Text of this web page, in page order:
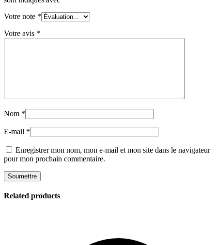
Votre note *
Votre avis *
Nom *
E-mail *
Enregistrer mon nom, mon e-mail et mon site dans le navigateur
pour mon prochain commentaire.
Related products